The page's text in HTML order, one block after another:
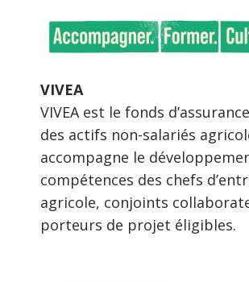
VIVEA
VIVEA est le fonds
des actifs non-salariés
accompagne le
compétences des chefs
agricole, conjoints
porteurs de projet éligibles.